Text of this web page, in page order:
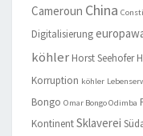
Cameroun China
Digitalisierung
köhler Horst Seehofer
Korruption köhler
Bongo Omar Bongo Odimba
KontinentSklaverei